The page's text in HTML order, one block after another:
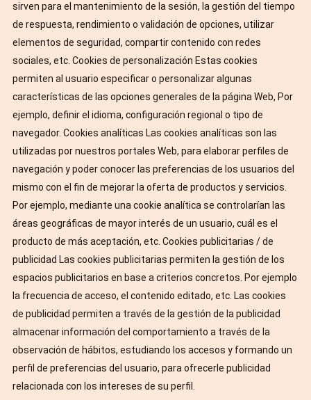
sirven para el mantenimiento de la sesión, la gestión del tiempo
de respuesta, rendimiento o validación de opciones, utilizar
elementos de seguridad, compartir contenido con redes
sociales, etc. Cookies de personalización Estas cookies
permiten al usuario especificar o personalizar algunas
características de las opciones generales de la página Web, Por
ejemplo, definir el idioma, configuración regional o tipo de
navegador. Cookies analíticas Las cookies analíticas son las
utilizadas por nuestros portales Web, para elaborar perfiles de
navegación y poder conocer las preferencias de los usuarios del
mismo con el fin de mejorar la oferta de productos y servicios.
Por ejemplo, mediante una cookie analítica se controlarían las
áreas geográficas de mayor interés de un usuario, cuál es el
producto de más aceptación, etc. Cookies publicitarias / de
publicidad Las cookies publicitarias permiten la gestión de los
espacios publicitarios en base a criterios concretos. Por ejemplo
la frecuencia de acceso, el contenido editado, etc. Las cookies
de publicidad permiten a través de la gestión de la publicidad
almacenar información del comportamiento a través de la
observación de hábitos, estudiando los accesos y formando un
perfil de preferencias del usuario, para ofrecerle publicidad
relacionada con los intereses de su perfil.